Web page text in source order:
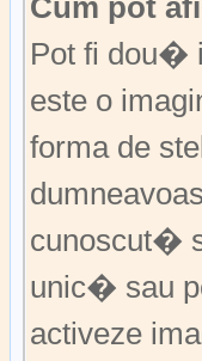
Cum pot
Pot fi dou�
este o
forma de
cunoscut�
unic� sau
activeze